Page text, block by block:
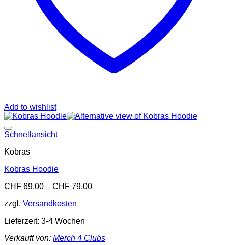
Add to wishlist
Schnellansicht
Kobras
Kobras Hoodie
CHF 69.00 – CHF 79.00
zzgl. Versandkosten
Lieferzeit: 3-4 Wochen
Verkauft von: Merch 4 Clubs